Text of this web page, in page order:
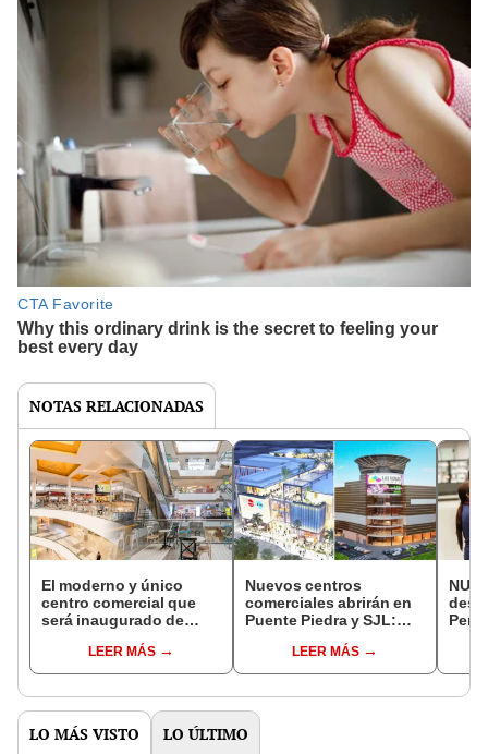
NOTAS RELACIONADAS
El moderno y único
centro comercial que
será inaugurado de
su ubicación
LEER MÁS
Nuevos centros
comerciales abrirán en
Puente Piedra y SJL:
y tendrá más tiendas
LEER MÁS
Perú
LO MÁS VISTO LO ÚLTIMO